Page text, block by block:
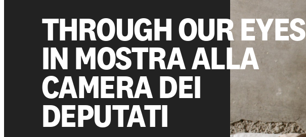
Chi siamo
THROUGH OUR EYES
IN MOSTRA ALLA
CAMERA DEI
DEPUTATI